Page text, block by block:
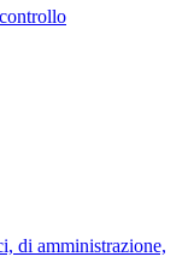
di amministrazione,